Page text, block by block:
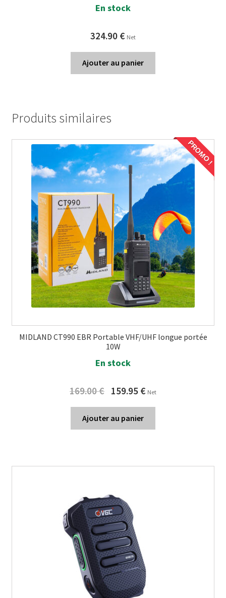
En stock
324.90 € Net
Ajouter au panier
Produits similaires
PROMO !
MIDLAND CT990 EBR Portable VHF/UHF longue portée
10W
PROMO !
En stock
169.00€
Original
159.95 €Current
Net
Ajouter au panier